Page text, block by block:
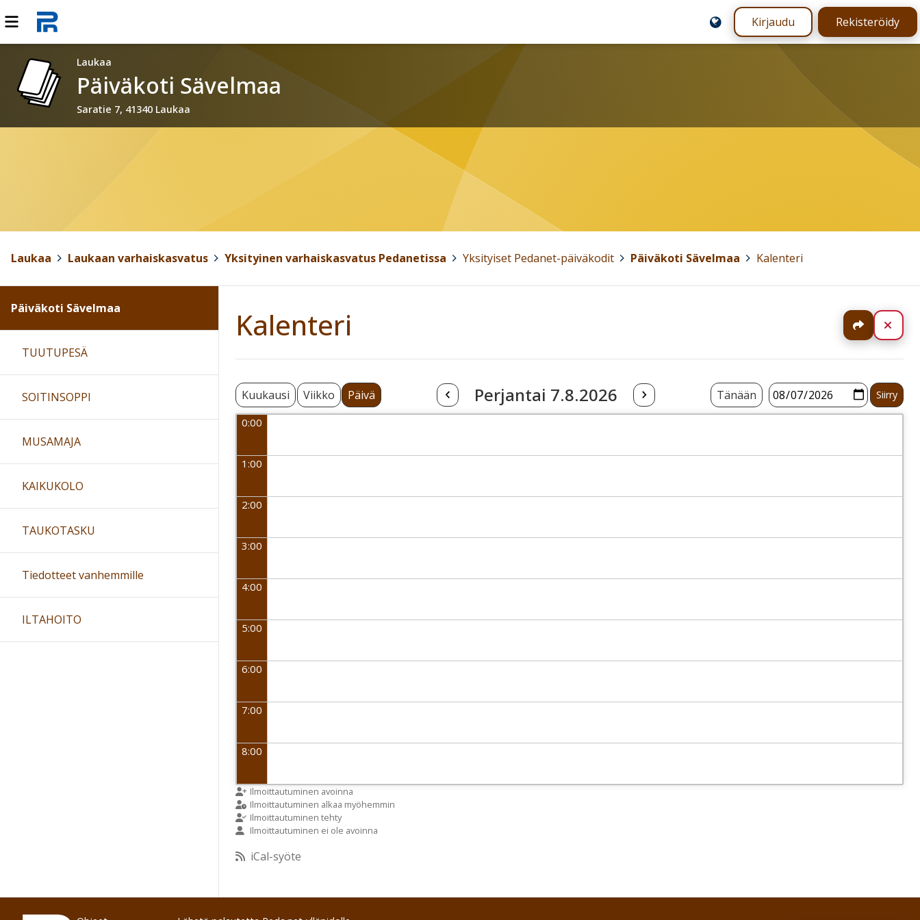
Kirjaudu Rekisteröidy
Laukaa
Päiväkoti Sävelmaa
Saratie 7, 41340 Laukaa
Laukaa Laukaan varhaiskasvatus Yksityinen varhaiskasvatus Pedanetissa Yksityiset Pedanet-päiväkodit Päiväkoti Sävelmaa Kalenteri
Kalenteri Jaa
Kuukausi Viikko Päivä Perjantai 7.8.2026 Tänään
0:00
1:00
2:00
3:00
4:00
5:00
6:00
7:00
8:00
9:00
10:00
12:00
Ilmoittautuminen avoinna
Ilmoittautuminen alkaa myöhemmin
Ilmoittautuminen tehty
Ilmoittautuminen ei ole avoinna
iCal-syöte
Päiväkoti Sävelmaa
TUUTUPESÄ
SOITINSOPPI
MUSAMAJA
KAIKUKOLO
TAUKOTASKU
Tiedotteet vanhemmille
ILTAHOITO